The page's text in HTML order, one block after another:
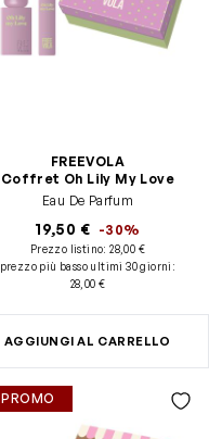
FREEVOLA
Coffret Oh Lily My Love
Eau De Parfum
19,50 € -30%
Prezzo listino:28,00 €
prezzo più basso ultimi 30 giorni :
28,00 €
AGGIUNGI AL CARRELLO
PROMO